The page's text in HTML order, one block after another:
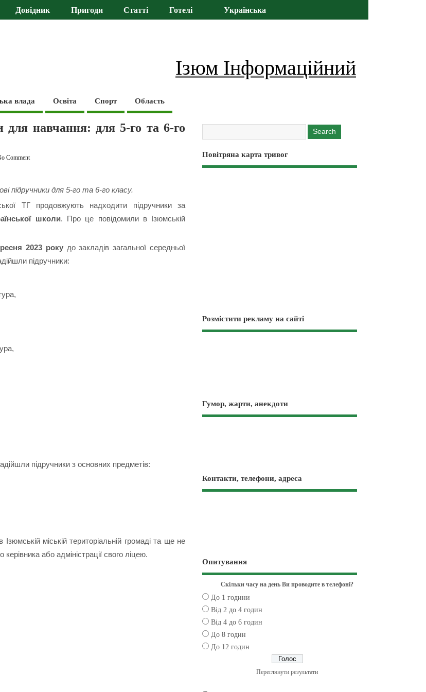
Довідник Пригоди Статті Готелі Українська
Ізюм Інформаційний
влада Освіта Спорт Область
для навчання: для 5-го та 6-го
Comment
підручники для 5-го та 6-го класу.
ТГ продовжують надходити підручники за
школи. Про це повідомили в Ізюмській
2023 рокудо закладів загальної середньої
підручники:
підручники з основних предметів:
міській територіальній громаді та ще не
або адміністрації свого ліцею.
Повітряна карта тривог
Розмістити рекламу на сайті
Гумор, жарти, анекдоти
Контакти, телефони, адреса
Опитування
Скільки часу на день Ви проводите в телефоні?
До 1 години
Від 2 до 4 годин
Від 4 до 6 годин
До 8 годин
До 12 годин
Переглянути результати